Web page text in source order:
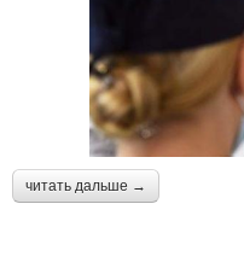
читать дальше →